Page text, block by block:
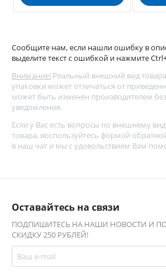
Сообщите нам, если нашли ошибку в
выделите текст с ошибкой и нажмите
Внимание! Реальный внешний вид
упаковки может отличаться от
может быть изменён производителем
уведомления.
Если у Вас есть вопросы по внешнему
товара, воспользуйтесь формой
в наш чат и мы с удовольствием Вам
Оставайтесь на связи
ПОДПИШИТЕСЬ НА НАШИ НОВОСТИ И
СКИДКУ 250 РУБЛЕЙ!